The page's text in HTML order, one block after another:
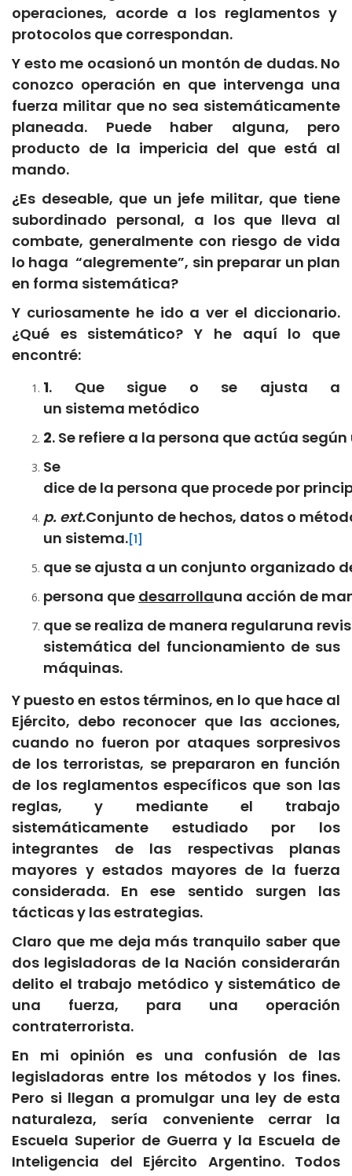
operaciones, acorde a los reglamentos y
protocolos que correspondan.
Y esto me ocasionó un montón de dudas. No
conozco operación en que intervenga una
fuerza militar que no sea sistemáticamente
planeada. Puede haber alguna, pero
producto de la impericia del que está al
mando.
¿Es deseable, que un jefe militar, que tiene
subordinado personal, a los que lleva al
combate, generalmente con riesgo de vida
lo haga “alegremente”, sin preparar un plan
en forma sistemática?
Y curiosamente he ido a ver el diccionario.
¿Qué es sistemático? Y he aquí lo que
encontré:
1. Que sigue o se ajusta a
un sistema metódico
2. Se refiere a la persona que actúa
Se
dice de la persona que procede por
p. ext.Conjunto de hechos, datos o
un sistema. [1]
que se ajusta a un conjunto organizado
persona que desarrollauna acción de
que se realiza de manera regularuna
sistemática del funcionamiento de sus
máquinas.
Y puesto en estos términos, en lo que hace al
Ejército, debo reconocer que las acciones,
cuando no fueron por ataques sorpresivos
de los terroristas, se prepararon en función
de los reglamentos específicos que son las
reglas, y mediante el trabajo
sistemáticamente estudiado por los
integrantes de las respectivas planas
mayores y estados mayores de la fuerza
considerada. En ese sentido surgen las
tácticas y las estrategias.
Claro que me deja más tranquilo saber que
dos legisladoras de la Nación considerarán
delito el trabajo metódico y sistemático de
una fuerza, para una operación
contraterrorista.
En mi opinión es una confusión de las
legisladoras entre los métodos y los fines.
Pero si llegan a promulgar una ley de esta
naturaleza, sería conveniente cerrar la
Escuela Superior de Guerra y la Escuela de
Inteligencia del Ejército Argentino. Todos